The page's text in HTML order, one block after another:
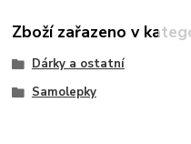
Zboží zařazeno v
Dárky a ostatní
Samolepky